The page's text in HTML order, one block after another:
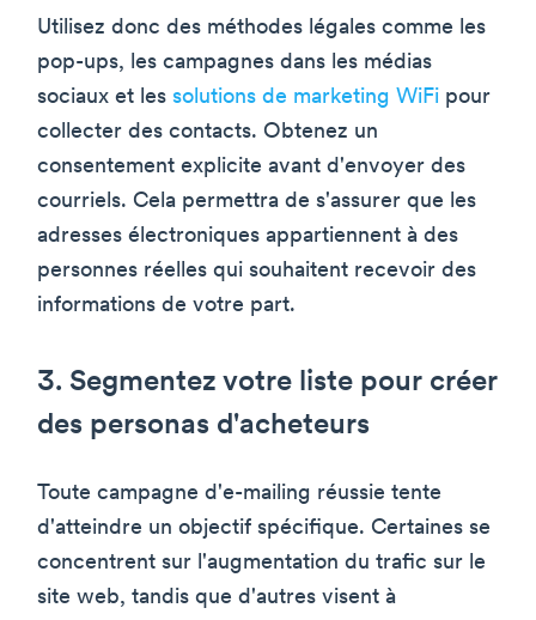
Utilisez donc des méthodes légales comme les
pop-ups, les campagnes dans les médias
sociaux et les solutions de marketing WiFi pour
collecter des contacts. Obtenez un
consentement explicite avant d'envoyer des
courriels. Cela permettra de s'assurer que les
adresses électroniques appartiennent à des
personnes réelles qui souhaitent recevoir des
informations de votre part.
3. Segmentez votre liste pour créer
des personas d'acheteurs
Toute campagne d'e-mailing réussie tente
d'atteindre un objectif spécifique. Certaines se
concentrent sur l'augmentation du trafic sur le
site web, tandis que d'autres visent à